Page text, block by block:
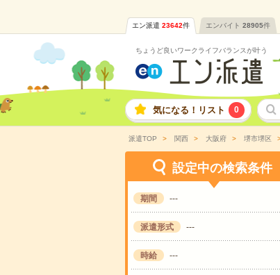
エン派遣 23642件 エンバイト 28905件
ちょうど良いワークライフバランスが叶う
気になる！リスト 0
派遣TOP 関西 大阪府 堺市堺区
設定中の検索条件
期間 ---
派遣形式 ---
時給 ---